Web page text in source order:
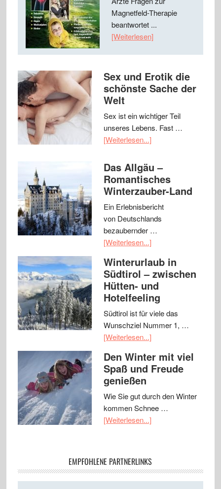
Magnetfeld-Therapie
beantwortet ...
[Weiterlesen]
Sex und Erotik die
schönste Sache der
Welt
Sex ist ein wichtiger Teil
unseres Lebens. Fast …
[Weiterlesen...]
Das Allgäu –
Romantisches
Winterzauber-Land
Ein Erlebnisbericht
von Deutschlands
bezaubernder …
[Weiterlesen...]
Winterurlaub in
Südtirol – zwischen
Hütten- und
Hotelfeeling
Südtirol ist für viele das
Wunschziel Nummer 1, …
[Weiterlesen...]
Den Winter mit viel
Spaß und Freude
genießen
Wie Sie gut durch den Winter
kommen Schnee …
[Weiterlesen...]
EMPFOHLENE PARTNERLINKS